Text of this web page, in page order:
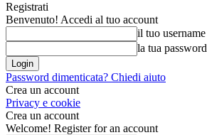
Registrati
Benvenuto! Accedi al tuo account
il tuo username
la tua password
Password dimenticata? Chiedi aiuto
Crea un account
Privacy e cookie
Crea un account
Welcome! Register for an account